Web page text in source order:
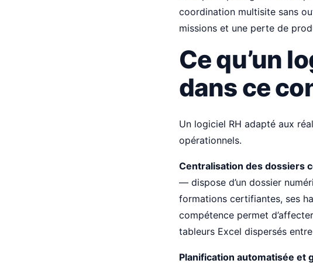
coordination multisite sans
missions et une perte de
Ce qu’un
dans ce
Un logiciel RH adapté aux
opérationnels.
Centralisation des dossiers
— dispose d’un dossier
formations certifiantes, ses
compétence permet
tableurs Excel dispersés
Planification automatisée et